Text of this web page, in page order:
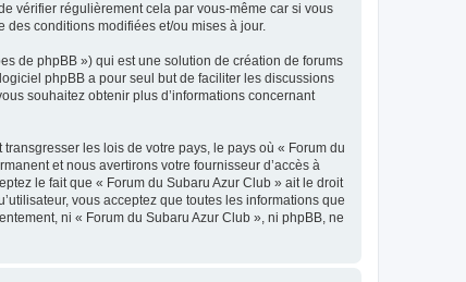
vérifier régulièrement cela par vous-même car si vous
des conditions modifiées et/ou mises à jour.
de phpBB ») qui est une solution de création de forums
phpBB a pour seul but de faciliter les discussions
souhaitez obtenir plus d’informations concernant
les lois de votre pays, le pays où « Forum du
et nous avertirons votre fournisseur d’accès à
le fait que « Forum du Subaru Azur Club » ait le droit
vous acceptez que toutes les informations que
ni « Forum du Subaru Azur Club », ni phpBB, ne